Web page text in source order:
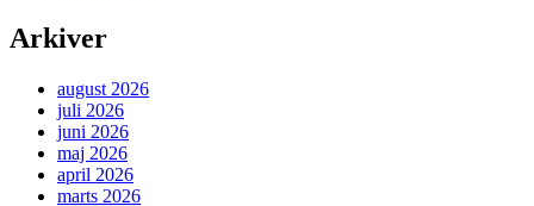
Arkiver
august 2026
juli 2026
juni 2026
maj 2026
april 2026
marts 2026